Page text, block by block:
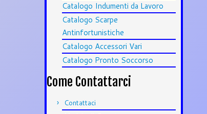
Catalogo Indumenti da Lavoro
Catalogo Scarpe
Antinfortunistiche
Catalogo Accessori Vari
Catalogo Pronto Soccorso
Come Contattarci
Contattaci